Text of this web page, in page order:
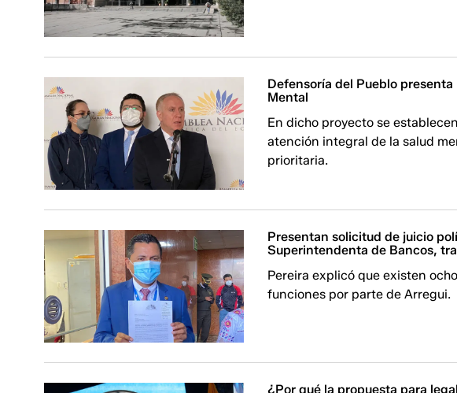
Defensoría del Pueblo
Mental
En dicho proyecto se
atención integral de la salud
prioritaria.
Presentan solicitud de juicio
Superintendenta de Bancos,
Pereira explicó que existen
funciones por parte de Arregui.
¿Por qué la propuesta para